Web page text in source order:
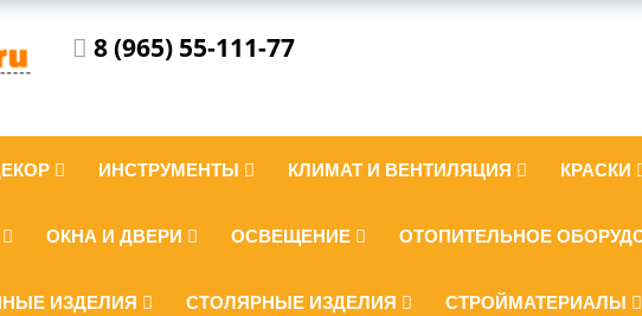
8 (965) 55-111-77
ИНСТРУМЕНТЫ КЛИМАТ И ВЕНТИЛЯЦИЯ КРАСКИ
ОКНА И ДВЕРИ ОСВЕЩЕНИЕ ОТОПИТЕЛЬНОЕ
ИЗДЕЛИЯ СТОЛЯРНЫЕ ИЗДЕЛИЯ СТРОЙМАТЕРИАЛЫ